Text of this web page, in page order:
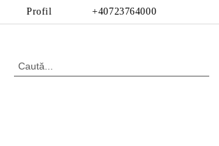
Profil +40723764000